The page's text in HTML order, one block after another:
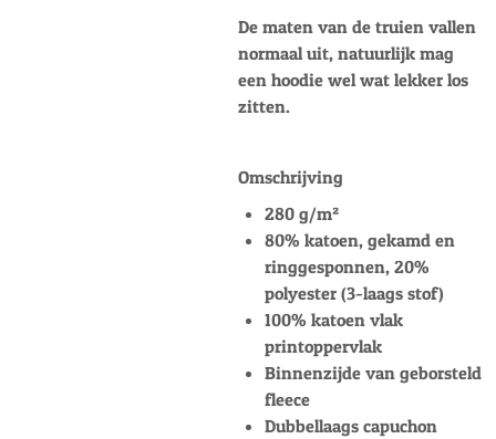
De maten van de truien vallen
normaal uit, natuurlijk mag
een hoodie wel wat lekker los
zitten.
Omschrijving
280 g/m²
80% katoen, gekamd en
ringgesponnen, 20%
polyester (3-laags stof)
100% katoen vlak
printoppervlak
Binnenzijde van geborsteld
fleece
Dubbellaags capuchon